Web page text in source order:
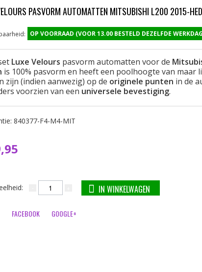
PASVORM AUTOMATTEN MITSUBISHI L200 2015-
OP VOORRAAD (VOOR 13.00 BESTELD DEZELFDE
Luxe Velours pasvorm automatten voor de
is 100% pasvorm en heeft een poolhoogte van maar
zijn (indien aanwezig) op de originele punten in de
voorzien van een universele bevestiging.
840377-F4-M4-MIT
IN WINKELWAGEN
FACEBOOK GOOGLE+